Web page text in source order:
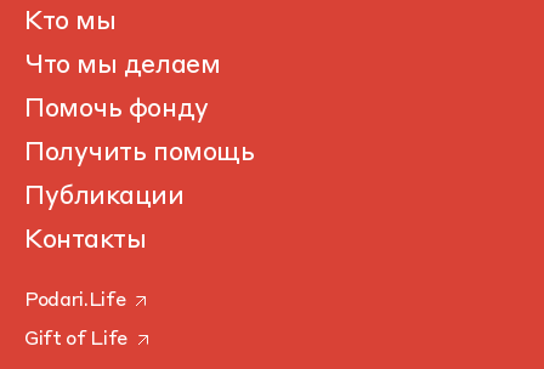
Кто мы
Что мы делаем
Помочь фонду
Получить помощь
Публикации
Контакты
Podari.Life
Gift of Life